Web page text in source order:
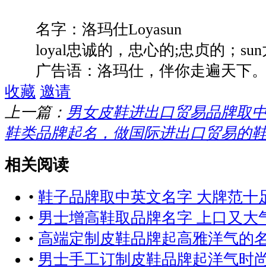
名字：洛玛仕Loyasun
loyal忠诚的，忠心的;忠贞的；sun
广告语：洛玛仕，伴你走遍天下
收藏 邀请
上一篇： 男女皮鞋进出口贸易品牌取
鞋类品牌起名，做国际进出口贸易的
相关阅读
• 鞋子品牌取中英文名字 大牌范十
• 男士增高鞋取品牌名字 上口又大
• 高端定制皮鞋品牌起高雅洋气的
• 男士手工订制皮鞋品牌起洋气时